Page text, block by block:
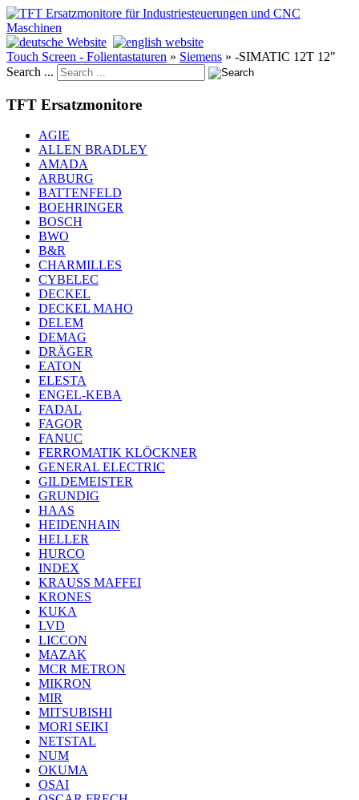
Touch Screen - Folientastaturen » Siemens » -SIMATIC 12T 12"
Search ...
TFT Ersatzmonitore
AGIE
ALLEN BRADLEY
AMADA
ARBURG
BATTENFELD
BOEHRINGER
BOSCH
BWO
B&R
CHARMILLES
CYBELEC
DECKEL
DECKEL MAHO
DELEM
DEMAG
DRÄGER
EATON
ELESTA
ENGEL-KEBA
FADAL
FAGOR
FANUC
FERROMATIK KLÖCKNER
GENERAL ELECTRIC
GILDEMEISTER
GRUNDIG
HAAS
HEIDENHAIN
HELLER
HURCO
INDEX
KRAUSS MAFFEI
KRONES
KUKA
LVD
LICCON
MAZAK
MCR METRON
MIKRON
MIR
MITSUBISHI
MORI SEIKI
NETSTAL
NUM
OKUMA
OSAI